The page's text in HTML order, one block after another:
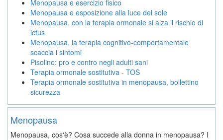
Menopausa e esercizio fisico
Menopausa e esposizione alla luce del sole
Menopausa, con la terapia ormonale si alza il rischio di
ictus
Menopausa, la terapia cognitivo-comportamentale
scaccia i sintomi
Pisolino: pro e contro negli adulti sani
Terapia ormonale sostitutiva - TOS
Terapia ormonale sostitutiva in menopausa, bollettino
sicurezza
Menopausa
Menopausa, cos'è? Cosa succede alla donna in menopausa? I